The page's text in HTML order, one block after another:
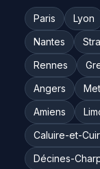
Paris Lyon
Nantes
Rennes
Angers
Amiens
Caluire-et-
Décines-